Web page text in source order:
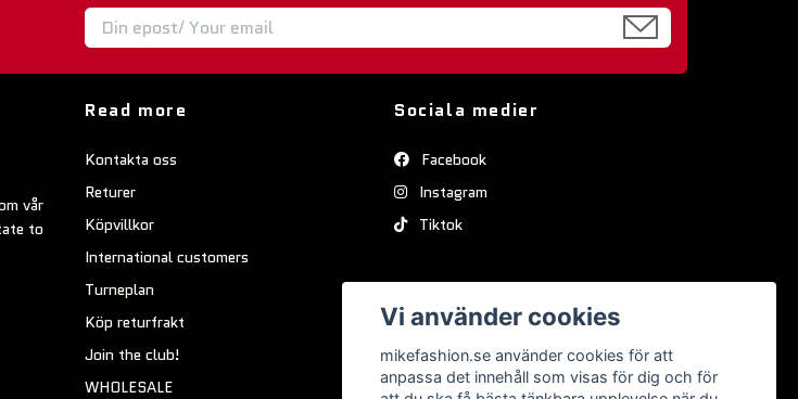
vår
to
Read more
Kontakta oss
Returer
Köpvillkor
International customers
Turneplan
Köp returfrakt
Join the club!
WHOLESALE
Sociala medier
Facebook
Instagram
Tiktok
Vi använder cookies
mikefashion.se använder cookies för att
anpassa det innehåll som visas för dig och för